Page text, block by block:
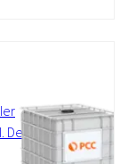
Det